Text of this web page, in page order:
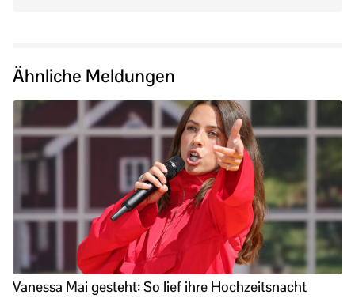
Ähnliche Meldungen
Vanessa Mai gesteht: So lief ihre Hochzeitsnacht